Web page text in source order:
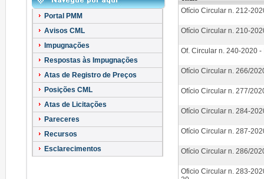
Portal PMM
Avisos CML
Impugnações
Respostas às Impugnações
Atas de Registro de Preços
Posições CML
Atas de Licitações
Pareceres
Recursos
Esclarecimentos
Ofício Circular n. 212-
Ofício Circular n. 210-
Of. Circular n. 240-2020
Ofício Circular n. 266/
Ofício Circular n. 277/
Ofício Circular n. 284-
Ofício Circular n. 287-
Ofício Circular n. 286/
Oficio Circular n. 283-